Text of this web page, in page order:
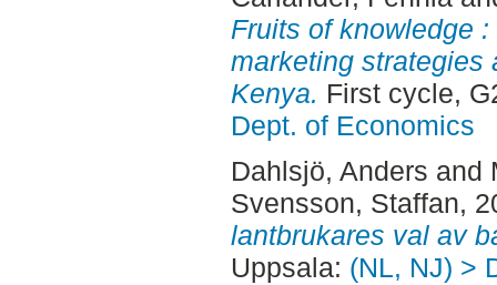
Fruits of knowledge
marketing strategies
Kenya. First cycle,
Dept. of Economics
Dahlsjö, Anders and
Svensson, Staffan,
lantbrukares val av
Uppsala: (NL, NJ) >